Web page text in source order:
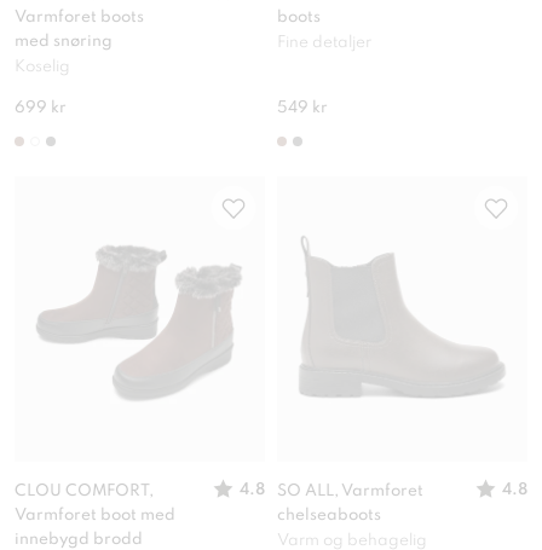
Varmforet boots
med snøring
Koselig
699 kr
boots
Fine detaljer
549 kr
CLOU COMFORT,
Varmforet boot med
innebygd brodd
4.8
SO ALL, Varmforet
chelseaboots
4.8
Varm og behagelig